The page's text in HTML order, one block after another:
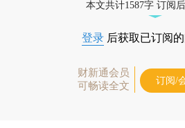
本文共计1587字 订阅
登录 后获取已订阅
财新通会员
可畅读全文
订阅/